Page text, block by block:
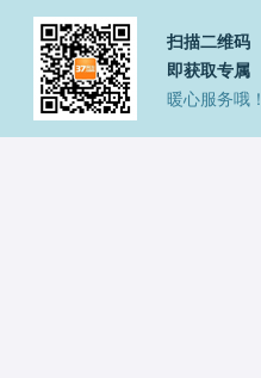
扫描二维码
即获取专属
暖心服务哦！